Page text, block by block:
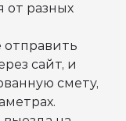
от разных
сайт, и
смету,